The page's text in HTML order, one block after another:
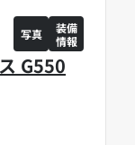
G550
写真
装備
情報